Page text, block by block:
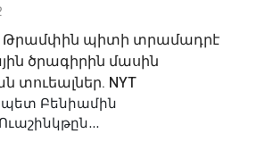
Թրամփին պիտի տրամադրէ
ծրագիրին մասին
NYT
Բենիամին